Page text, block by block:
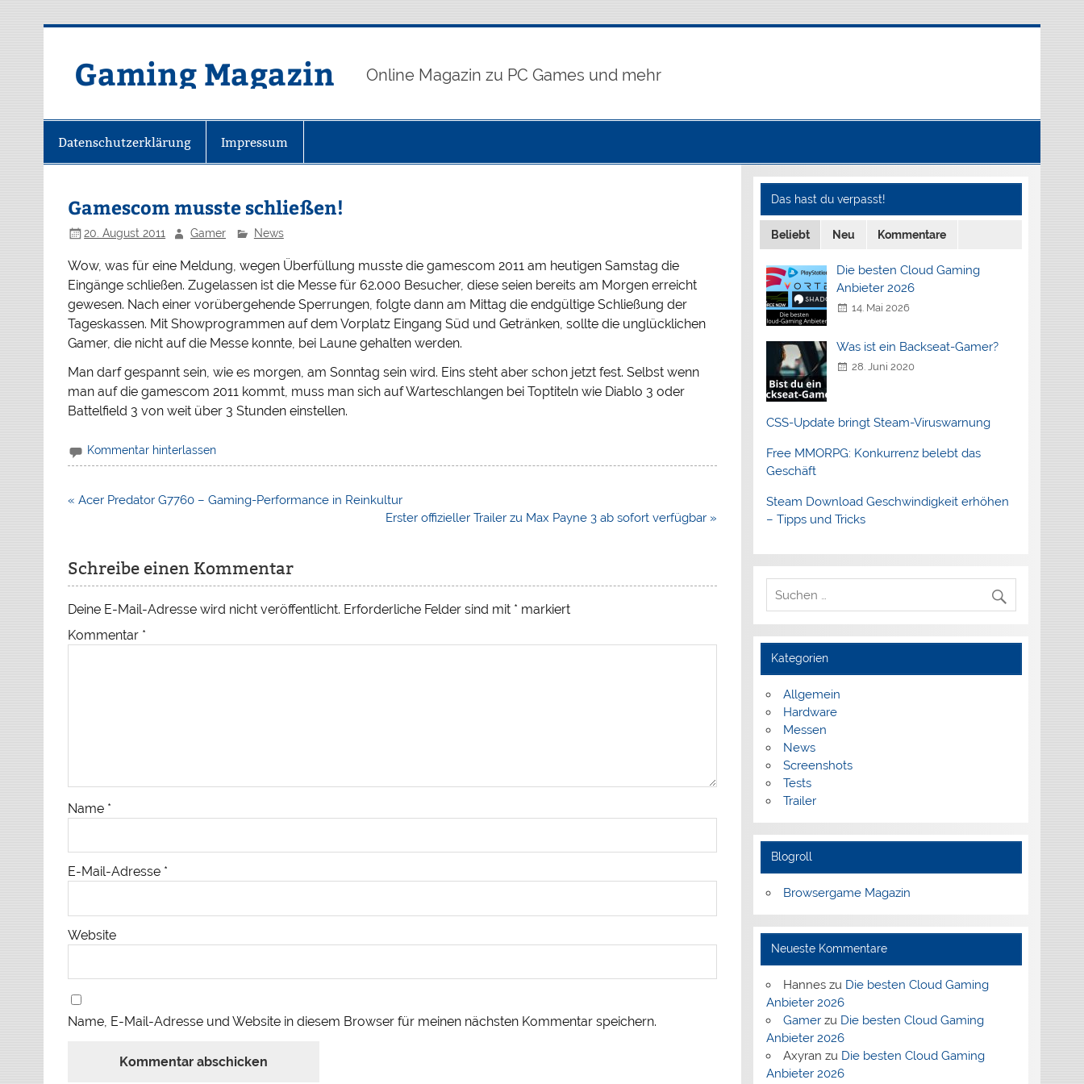
Gaming Magazin Online Magazin zu PC Games und mehr
Datenschutzerklärung Impressum
Gamescom musste schließen!
20. August 2011 Gamer News
Wow, was für eine Meldung, wegen Überfüllung musste die gamescom 2011 am heutigen Samstag die
Eingänge schließen. Zugelassen ist die Messe für 62.000 Besucher, diese seien bereits am Morgen erreicht
gewesen. Nach einer vorübergehende Sperrungen, folgte dann am Mittag die endgültige Schließung der
Tageskassen. Mit Showprogrammen auf dem Vorplatz Eingang Süd und Getränken, sollte die unglücklichen
Gamer, die nicht auf die Messe konnte, bei Laune gehalten werden.
Man darf gespannt sein, wie es morgen, am Sonntag sein wird. Eins steht aber schon jetzt fest. Selbst wenn
man auf die gamescom 2011 kommt, muss man sich auf Warteschlangen bei Toptiteln wie Diablo 3 oder
Battelfield 3 von weit über 3 Stunden einstellen.
Kommentar hinterlassen
Beitragsnavigation
« Acer Predator G7760 – Gaming-Performance in Reinkultur
Erster offizieller Trailer zu Max Payne 3 ab sofort verfügbar »
Schreibe einen Kommentar
Deine E-Mail-Adresse wird nicht veröffentlicht. Erforderliche Felder sind mit * markiert
Kommentar *
Name *
E-Mail-Adresse *
Website
Name, E-Mail-Adresse und Website in diesem Browser für meinen nächsten Kommentar speichern.
Das hast du verpasst!
Beliebt Neu Kommentare
Die besten Cloud Gaming
Anbieter 2026
14. Mai 2026
Was ist ein Backseat-Gamer?
28. Juni 2020
CSS-Update bringt Steam-Viruswarnung
Free MMORPG: Konkurrenz belebt das
Geschäft
Steam Download Geschwindigkeit erhöhen
– Tipps und Tricks
Kategorien
Allgemein
Hardware
Messen
News
Screenshots
Tests
Trailer
Blogroll
Browsergame Magazin
Neueste Kommentare
Hanneszu Die besten Cloud Gaming
Anbieter 2026
Gamerzu Die besten Cloud Gaming
Anbieter 2026
Axyran zu Die besten Cloud Gaming
Anbieter 2026